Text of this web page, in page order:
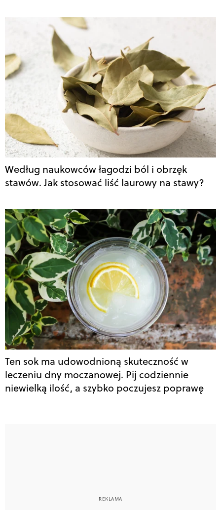
Według naukowców łagodzi ból i obrzęk
stawów. Jak stosować liść laurowy na stawy?
Ten sok ma udowodnioną skuteczność w
leczeniu dny moczanowej. Pij codziennie
niewielką ilość, a szybko poczujesz poprawę